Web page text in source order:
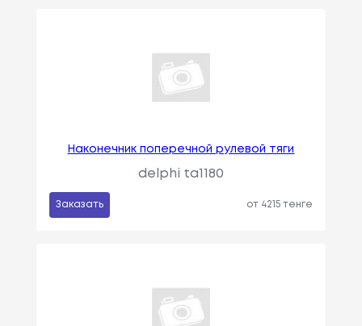
Наконечник поперечной рулевой тяги
delphi ta1180
Заказать от 4215 тенге